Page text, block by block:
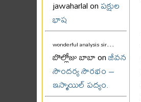
jawaharlal onపక్షుల
భాష
wonderful analysis sir...
బొల్లోజు బాబా onజీవన
సౌందర్య సౌరభం –
ఇస్మాయిల్ పద్యం.